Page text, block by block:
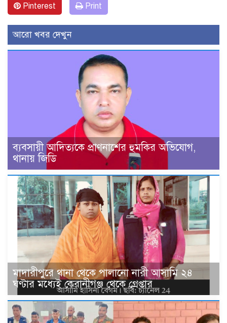
Pinterest Print
আরো খবর দেখুন
ব্যবসায়ী আদিত্যকে প্রাণনাশের হুমকির অভিযোগ,
থানায় জিডি
মাদারীপুরে থানা থেকে পালানো নারী আসামি ২৪
ঘণ্টার মধ্যেই কেরানীগঞ্জ থেকে গ্রেপ্তার